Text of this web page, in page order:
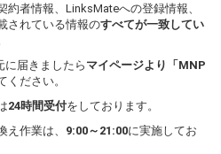
約者情報、LinksMateへの登録情報、
されている情報のすべてが一致してい
に届きましたらマイページより「MNP
ください。
24時間受付をしております。
え作業は、 9:00～21:00に実施してお